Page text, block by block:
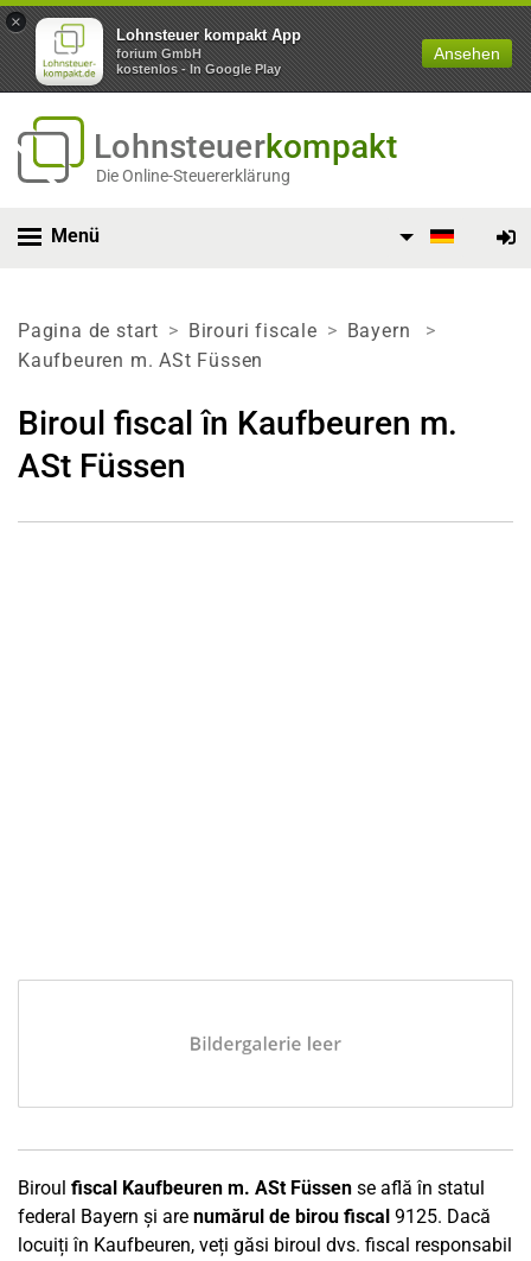
×
Lohnsteuer kompakt App
forium GmbH
kostenlos - In Google Play
Ansehen
Lohnsteuerkompakt
Die Online-Steuererklärung
Menü
Pagina de start Birouri fiscale
Bayern
Kaufbeuren m. ASt Füssen
Biroul fiscal în Kaufbeuren m.
ASt Füssen
Biroul fiscal Kaufbeuren m. ASt Füssen se află în statul
federal Bayern și are numărul de birou fiscal 9125. Dacă
locuiți în Kaufbeuren, veți găsi biroul dvs. fiscal responsabil